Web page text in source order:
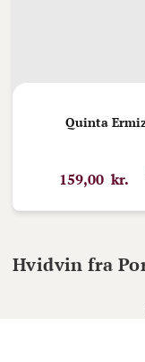
Quinta
159,00 kr.
Hvidvin fra